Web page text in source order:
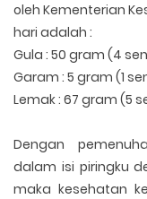
oleh Kementerian
hari adalah :
Gula : 50 gram (4
Garam : 5 gram (1
Lemak : 67 gram (5
Dengan
dalam isi piringku
maka kesehatan